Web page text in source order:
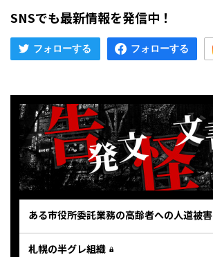
SNSでも最新情報を発信中！
ある市役所委託業務の高齢者への人道被害
札幌の半グレ組織